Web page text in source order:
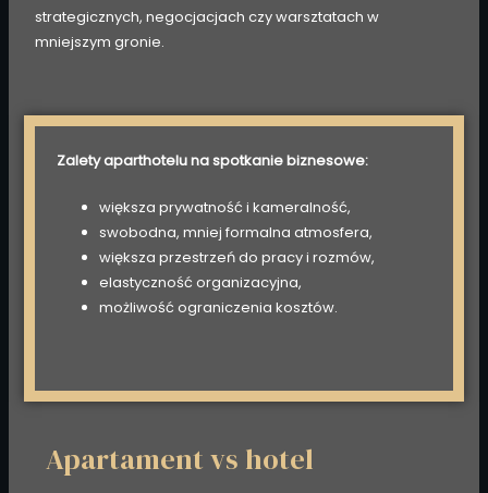
strategicznych, negocjacjach czy warsztatach w
mniejszym gronie.
Zalety aparthotelu na spotkanie biznesowe:
większa prywatność i kameralność,
swobodna, mniej formalna atmosfera,
większa przestrzeń do pracy i rozmów,
elastyczność organizacyjna,
możliwość ograniczenia kosztów.
Apartament vs hotel